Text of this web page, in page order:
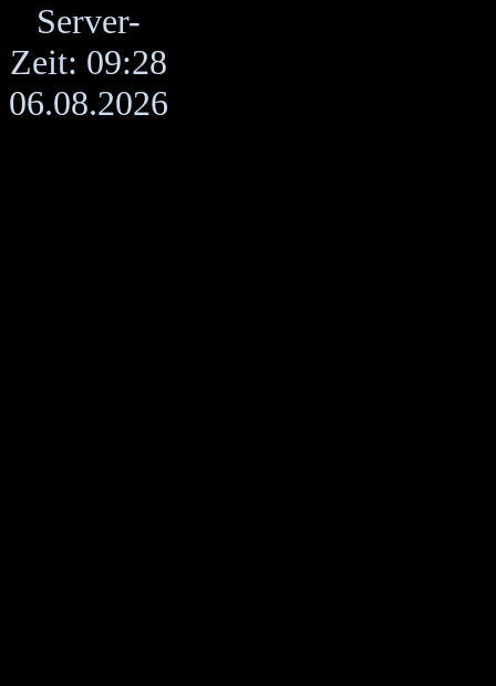
Server-
Zeit: 09:28
06.08.2026